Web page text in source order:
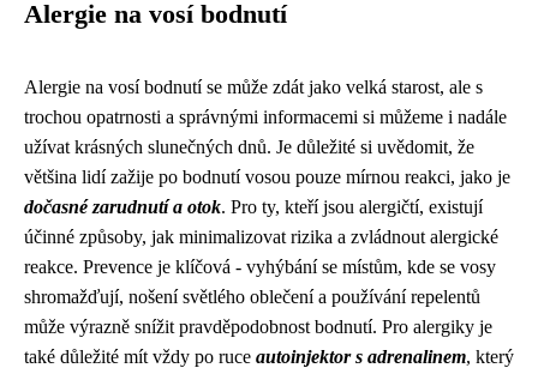
Alergie na vosí bodnutí
Alergie na vosí bodnutí se může zdát jako velká starost, ale s
trochou opatrnosti a správnými informacemi si můžeme i nadále
užívat krásných slunečných dnů. Je důležité si uvědomit, že
většina lidí zažije po bodnutí vosou pouze mírnou reakci, jako je
dočasné zarudnutí a otok. Pro ty, kteří jsou alergičtí, existují
účinné způsoby, jak minimalizovat rizika a zvládnout alergické
reakce. Prevence je klíčová - vyhýbání se místům, kde se vosy
shromažďují, nošení světlého oblečení a používání repelentů
může výrazně snížit pravděpodobnost bodnutí. Pro alergiky je
také důležité mít vždy po ruce autoinjektor s adrenalinem, který